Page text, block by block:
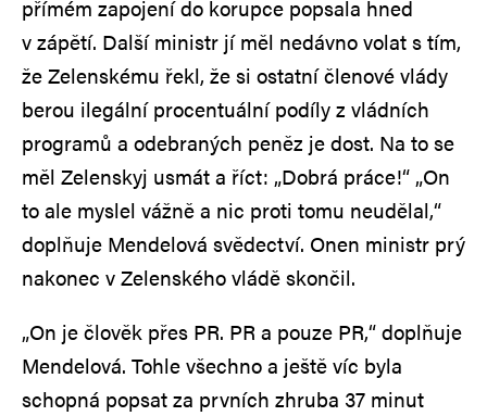
přímém zapojení do korupce popsala hned
v zápětí. Další ministr jí měl nedávno volat s tím,
že Zelenskému řekl, že si ostatní členové vlády
berou ilegální procentuální podíly z vládních
programů a odebraných peněz je dost. Na to se
měl Zelenskyj usmát a říct: „Dobrá práce!“ „On
to ale myslel vážně a nic proti tomu neudělal,“
doplňuje Mendelová svědectví. Onen ministr prý
nakonec v Zelenského vládě skončil.
„On je člověk přes PR. PR a pouze PR,“ doplňuje
Mendelová. Tohle všechno a ještě víc byla
schopná popsat za prvních zhruba 37 minut